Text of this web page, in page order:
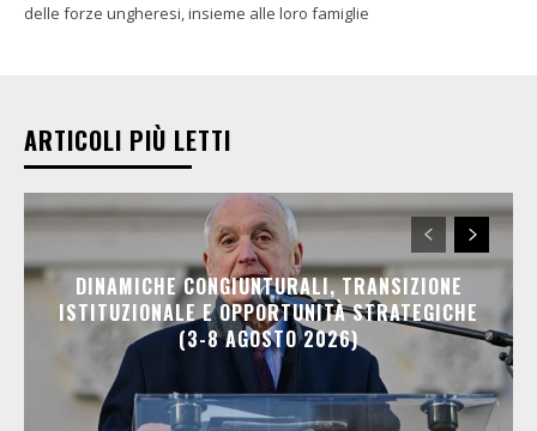
delle forze ungheresi, insieme alle loro famiglie
ARTICOLI PIÙ LETTI
DINAMICHE CONGIUNTURALI, TRANSIZIONE
ISTITUZIONALE E OPPORTUNITÀ STRATEGICHE
(3-8 AGOSTO 2026)